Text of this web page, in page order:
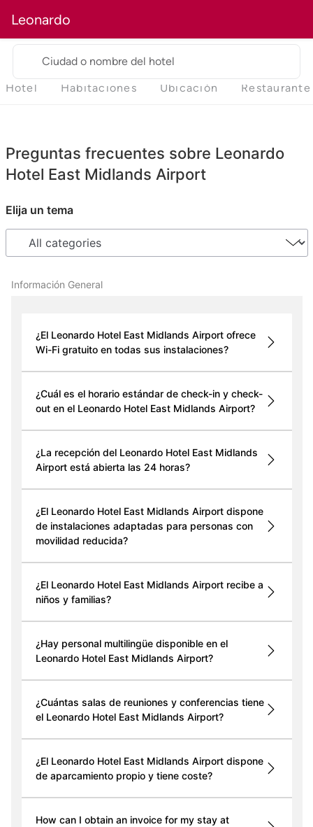
Leonardo
Ciudad o nombre del hotel
Hotel Habitaciones Ubicación Restaurante
Preguntas frecuentes sobre Leonardo
Hotel East Midlands Airport
Elija un tema
Información General
¿El Leonardo Hotel East Midlands Airport ofrece
Wi-Fi gratuito en todas sus instalaciones?
¿Cuál es el horario estándar de check-in y check-
out en el Leonardo Hotel East Midlands Airport?
¿La recepción del Leonardo Hotel East Midlands
Airport está abierta las 24 horas?
¿El Leonardo Hotel East Midlands Airport dispone
de instalaciones adaptadas para personas con
movilidad reducida?
¿El Leonardo Hotel East Midlands Airport recibe a
niños y familias?
¿Hay personal multilingüe disponible en el
Leonardo Hotel East Midlands Airport?
¿Cuántas salas de reuniones y conferencias tiene
el Leonardo Hotel East Midlands Airport?
¿El Leonardo Hotel East Midlands Airport dispone
de aparcamiento propio y tiene coste?
How can I obtain an invoice for my stay at